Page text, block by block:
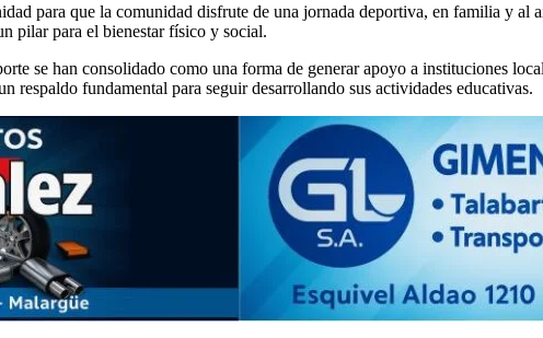
para que la comunidad disfrute de una jornada deportiva, en familia y
pilar para el bienestar físico y social.
se han consolidado como una forma de generar apoyo a instituciones
respaldo fundamental para seguir desarrollando sus actividades educativas.